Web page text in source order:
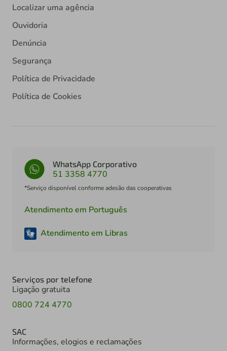
Localizar uma agência
Ouvidoria
Denúncia
Segurança
Política de Privacidade
Política de Cookies
WhatsApp Corporativo
51 3358 4770
*Serviço disponível conforme adesão das cooperativas
Atendimento em Português
Atendimento em Libras
Serviços por telefone
Ligação gratuita
0800 724 4770
SAC
Informações, elogios e reclamações